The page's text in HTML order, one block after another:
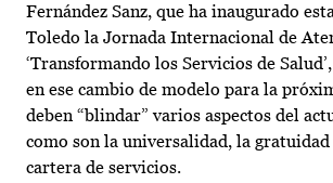
Fernández Sanz, que ha inaugurado
Toledo la Jornada Internacional de
‘Transformando los Servicios de
en ese cambio de modelo para la
deben “blindar” varios aspectos del
como son la universalidad, la
cartera de servicios.